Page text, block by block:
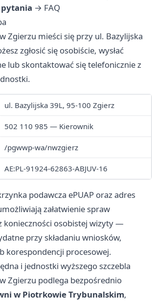
pytania → FAQ
Zgierzu mieści się przy ul. Bazylijska
zgłosić się osobiście, wysłać
lub skontaktować się telefonicznie z
ul. Bazylijska 39L, 95-100 Zgierz
502 110 985 — Kierownik
/pgwwp-wa/nwzgierz
AE:PL-91924-62863-ABJUV-16
podawcza ePUAP oraz adres
załatwienie spraw
konieczności osobistej wizyty —
przy składaniu wniosków,
korespondencji procesowej.
i jednostki wyższego szczebla
Zgierzu podlega bezpośrednio
w Piotrkowie Trybunalskim,